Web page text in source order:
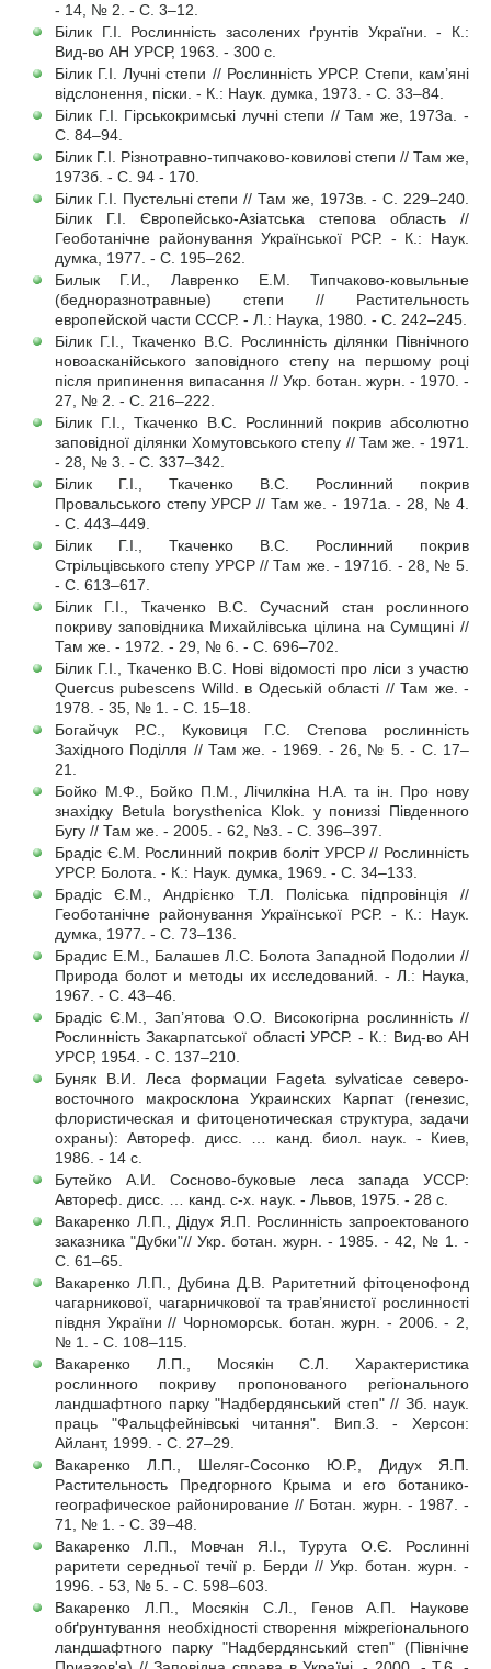
- 14, № 2. - С. 3–12.
Білик Г.І. Рослинність засолених ґрунтів України. - К.:
Вид-во АН УРСР, 1963. - 300 с.
Білик Г.І. Лучні степи // Рослинність УРСР. Степи, кам’яні
відслонення, піски. - К.: Наук. думка, 1973. - С. 33–84.
Білик Г.І. Гірськокримські лучні степи // Там же, 1973а. -
С. 84–94.
Білик Г.І. Різнотравно-типчаково-ковилові степи // Там же,
1973б. - С. 94 - 170.
Білик Г.І. Пустельні степи // Там же, 1973в. - С. 229–240.
Білик Г.І. Європейсько-Азіатська степова область //
Геоботанічне районування Української РСР. - К.: Наук.
думка, 1977. - С. 195–262.
Билык Г.И., Лавренко Е.М. Типчаково-ковыльные
(бедноразнотравные) степи // Растительность
европейской части СССР. - Л.: Наука, 1980. - С. 242–245.
Білик Г.І., Ткаченко В.С. Рослинність ділянки Північного
новоасканійського заповідного степу на першому році
після припинення випасання // Укр. ботан. журн. - 1970. -
27, № 2. - С. 216–222.
Білик Г.І., Ткаченко В.С. Рослинний покрив абсолютно
заповідної ділянки Хомутовського степу // Там же. - 1971.
- 28, № 3. - С. 337–342.
Білик Г.І., Ткаченко В.С. Рослинний покрив
Провальського степу УРСР // Там же. - 1971а. - 28, № 4.
- С. 443–449.
Білик Г.І., Ткаченко В.С. Рослинний покрив
Стрільцівського степу УРСР // Там же. - 1971б. - 28, № 5.
- С. 613–617.
Білик Г.І., Ткаченко В.С. Сучасний стан рослинного
покриву заповідника Михайлівська цілина на Сумщині //
Там же. - 1972. - 29, № 6. - С. 696–702.
Білик Г.І., Ткаченко В.С. Нові відомості про ліси з участю
Quercus pubescens Willd. в Одеській області // Там же. -
1978. - 35, № 1. - С. 15–18.
Богайчук Р.С., Куковиця Г.С. Степова рослинність
Західного Поділля // Там же. - 1969. - 26, № 5. - С. 17–
21.
Бойко М.Ф., Бойко П.М., Лічилкіна Н.А. та ін. Про нову
знахідку Betula borysthenica Klok. у пониззі Південного
Бугу // Там же. - 2005. - 62, №3. - С. 396–397.
Брадіс Є.М. Рослинний покрив боліт УРСР // Рослинність
УРСР. Болота. - К.: Наук. думка, 1969. - С. 34–133.
Брадіс Є.М., Андрієнко Т.Л. Поліська підпровінція //
Геоботанічне районування Української РСР. - К.: Наук.
думка, 1977. - С. 73–136.
Брадис Е.М., Балашев Л.С. Болота Западной Подолии //
Природа болот и методы их исследований. - Л.: Наука,
1967. - С. 43–46.
Брадіс Є.М., Зап’ятова О.О. Високогірна рослинність //
Рослинність Закарпатської області УРСР. - К.: Вид-во АН
УРСР, 1954. - С. 137–210.
Буняк В.И. Леса формации Fageta sylvaticae cеверо-
восточного макросклона Украинских Карпат (генезис,
флористическая и фитоценотическая структура, задачи
охраны): Автореф. дисс. … канд. биол. наук. - Киев,
1986. - 14 с.
Бутейко А.И. Сосново-буковые леса запада УССР:
Автореф. дисс. … канд. с-х. наук. - Львов, 1975. - 28 с.
Вакаренко Л.П., Дідух Я.П. Рослинність запроектованого
заказника "Дубки"// Укр. ботан. журн. - 1985. - 42, № 1. -
С. 61–65.
Вакаренко Л.П., Дубина Д.В. Раритетний фітоценофонд
чагарникової, чагарничкової та трав’янистої рослинності
півдня України // Чорноморськ. ботан. журн. - 2006. - 2,
№ 1. - С. 108–115.
Вакаренко Л.П., Мосякін С.Л. Характеристика
рослинного покриву пропонованого регіонального
ландшафтного парку "Надбердянський степ" // Зб. наук.
праць "Фальцфейнівські читання". Вип.3. - Херсон:
Айлант, 1999. - С. 27–29.
Вакаренко Л.П., Шеляг-Сосонко Ю.Р., Дидух Я.П.
Растительность Предгорного Крыма и его ботанико-
географическое районирование // Ботан. журн. - 1987. -
71, № 1. - С. 39–48.
Вакаренко Л.П., Мовчан Я.І., Турута О.Є. Рослинні
раритети середньої течії р. Берди // Укр. ботан. журн. -
1996. - 53, № 5. - С. 598–603.
Вакаренко Л.П., Мосякін С.Л., Генов А.П. Наукове
обґрунтування необхідності створення міжрегіонального
ландшафтного парку "Надбердянський степ" (Північне